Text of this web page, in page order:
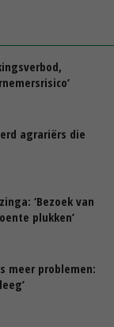
agrariërs die
‘Bezoek van
plukken’
meer problemen: